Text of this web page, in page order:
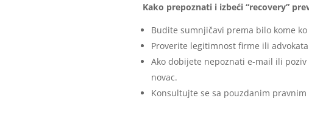
Kako prepoznati i izbeći “recovery”
Budite sumnjičavi prema bilo kome
Proverite legitimnost firme ili
Ako dobijete nepoznati e-mail ili
novac.
Konsultujte se sa pouzdanim